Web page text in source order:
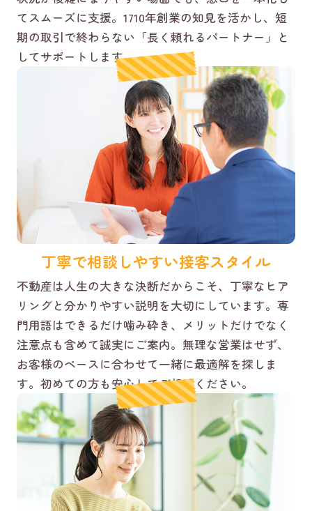
てスムーズに支援。1710年創業の知見を活かし、短
期の取引で終わらない「長く頼れるパートナー」と
してサポートします。
丁寧で相談しやすい接客スタイル
不動産は人生の大きな決断だからこそ、丁寧なヒア
リングと分かりやすい説明を大切にしています。専
門用語はできるだけ噛み砕き、メリットだけでなく
注意点も含めて誠実にご案内。無理な営業はせず、
お客様のペースに合わせて一緒に最適解を探しま
す。初めての方も安心してご相談ください。